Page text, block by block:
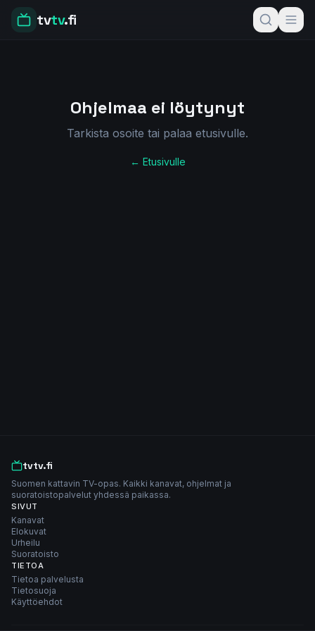
tvtv.fi
Ohjelmaa ei löytynyt
Tarkista osoite tai palaa etusivulle.
← Etusivulle
tvtv.fi
Suomen kattavin TV-opas. Kaikki kanavat, ohjelmat ja
suoratoistopalvelut yhdessä paikassa.
SIVUT
Kanavat
Elokuvat
Urheilu
Suoratoisto
TIETOA
Tietoa palvelusta
Tietosuoja
Käyttöehdot